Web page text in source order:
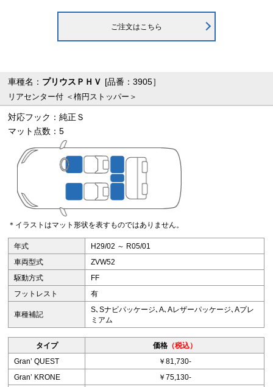
ご注文はこちら
車種名： プリウスＰＨＶ [品番：3905］
リアセンター付 ＜楕円ストッパー＞
対応フック：純正Ｓ
マット点数：5
＊イラストはマット形状を表すものではありません。
年式
H29/02 ～ R05/01
車両型式
ZVW52
駆動方式
FF
フットレスト
有
車種補記
S､Sナビパッケージ､A､Aレザーパッケージ､Aプレ
ミアム
タイプ 価格（税込）
Granʼ QUEST
￥81,730-
Granʼ KRONE
￥75,130-